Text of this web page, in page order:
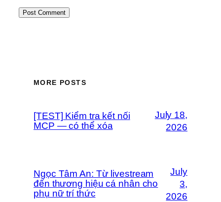
MORE POSTS
[TEST] Kiểm tra kết nối
MCP — có thể xóa
July 18,
2026
Ngọc Tâm An: Từ livestream
đến thương hiệu cá nhân cho
phụ nữ trí thức
July
3,
2026